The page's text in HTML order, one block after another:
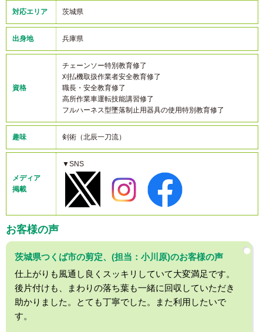
対応エリア 茨城県
出身地 兵庫県
資格
チェーンソー特別教育修了
刈払機取扱作業者安全教育修了
職長・安全教育修了
高所作業車運転技能講習修了
フルハーネス型墜落制止用器具の使用特別教育修了
趣味 剣術（北辰一刀流）
メディア
掲載
▼SNS
お客様の声
茨城県つくば市の剪定、(担当：小川原)のお客様の声
仕上がりも風通し良くスッキリしていて大変満足です。
後片付けも、まわりの落ち葉も一緒に回収していただき
助かりました。とても丁寧でした。また利用したいで
す。